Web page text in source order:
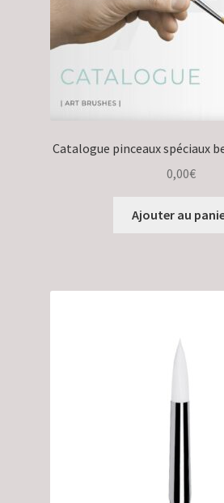
Catalogue pinceaux spéciaux
0,00€
Ajouter au